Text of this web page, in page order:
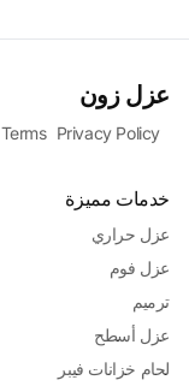
عزل زون
Terms Privacy Policy
خدمات مميزة
عزل حراري
عزل فوم
ترميم
عزل أسطح
لحام خزانات فيبر